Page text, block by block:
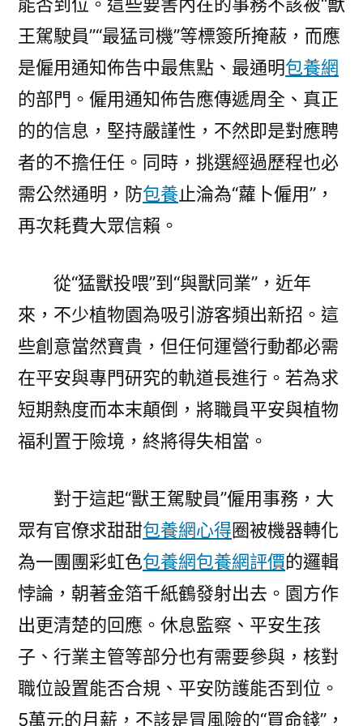
王駕駛員”“最猛司機”等標簽所掩蔽，而應
是僱用通知佈告中最焦點、最通明包養網
的部門。僱用通知佈告應傳遞周全、真正
的的信息，堅持嚴謹性，不然即是對應聘
者的不擔任任。同時，挑選經過歷程也必
需公然通明，防包養止淪為“蘿卜僱用”，
再次耗費大眾信賴。
從“猛獸投喂”到“與獸同業”，近年
來，不少植物園為吸引游客頻出新招。這
些創意當然寶貴，但任何運營行動都必需
在平安與專門研究的軌道長進行。若為求
短期熱度而本末顛倒，將職員平安與植物
福利置于險境，終將得失相當。
對于這起“獸王駕駛員”僱用事務，大
眾有官僚求甜甜包養網心得圈被機器轉化
為一團團彩虹色包養網包養網評價的邏輯
悖論，朝著金箔千紙鶴發射出去。園方作
出更清楚的回應。休息監察、平安生孩
子、行業主管等部分也有需要參與，核對
職位設置能否合規、平安防護能否到位。
5萬元的月薪，不該是冒風險的“買命錢”，